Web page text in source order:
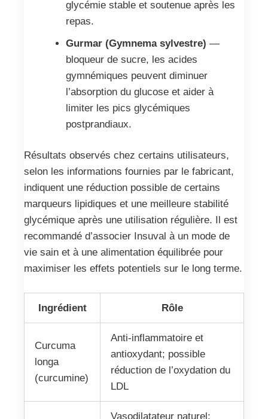
glycémie stable et soutenue après les
repas.
Gurmar (Gymnema sylvestre) —
bloqueur de sucre, les acides
gymnémiques peuvent diminuer
l’absorption du glucose et aider à
limiter les pics glycémiques
postprandiaux.
Résultats observés chez certains utilisateurs,
selon les informations fournies par le fabricant,
indiquent une réduction possible de certains
marqueurs lipidiques et une meilleure stabilité
glycémique après une utilisation régulière. Il est
recommandé d’associer Insuval à un mode de
vie sain et à une alimentation équilibrée pour
maximiser les effets potentiels sur le long terme.
Ingrédient Rôle
Curcuma
longa
(curcumine)
Anti-inflammatoire et
antioxydant; possible
réduction de l’oxydation du
LDL
Vasodilatateur naturel;